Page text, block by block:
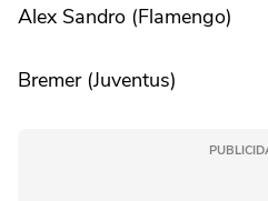
Alex Sandro (Flamengo)
Bremer (Juventus)